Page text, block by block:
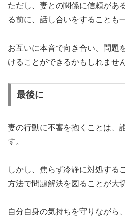
ただし、妻との関係に信頼があ
る前に、話し合いをすることも
お互いに本音で向き合い、問題
けることができるかもしれません
最後に
妻の行動に不審を抱くことは、
す。
しかし、焦らず冷静に対処する
方法で問題解決を図ることが大
自分自身の気持ちを守りながら